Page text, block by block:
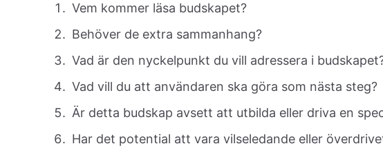
Vem kommer läsa budskapet?
Behöver de extra sammanhang?
Vad är den nyckelpunkt du vill adressera i
Vad vill du att användaren ska göra som nästa steg?
Är detta budskap avsett att utbilda eller driva en
Har det potential att vara vilseledande eller